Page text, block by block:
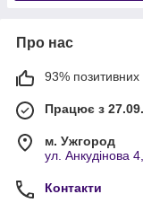
Про нас
93% позитивних
Працює з
м. Ужгород
ул. Анкудінова
Контакти